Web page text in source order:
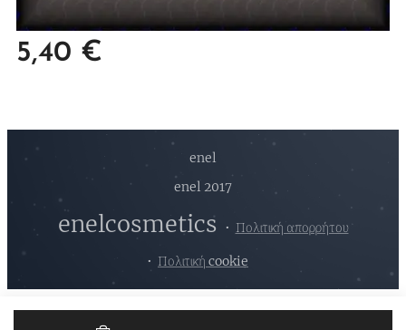
5,40 €
enel
enel 2017
enelcosmetics Πολιτική απορρήτου
Πολιτική cookie